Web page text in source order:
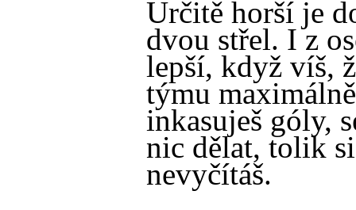
Určitě horší je
dvou střel. I z
lepší, když víš,
týmu
inkasuješ góly,
nic dělat, tolik
nevyčítáš.